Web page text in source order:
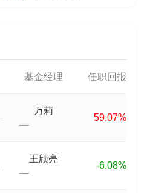
基金经理 任职回报
万莉
—
59.07%
王颀亮
—
-6.08%